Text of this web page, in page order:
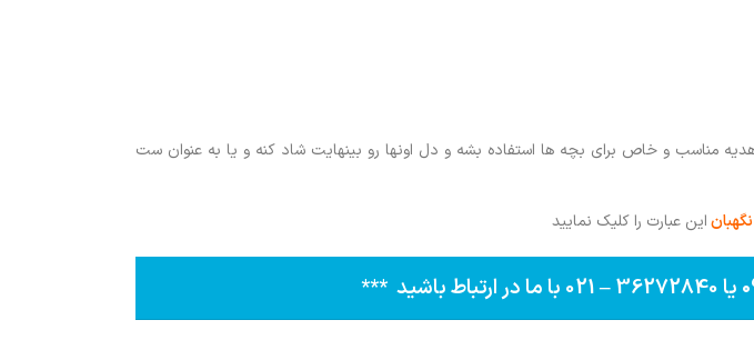
مناسب و خاص برای بچه ها استفاده بشه و دل اونها رو بینهایت شاد کنه و یا به عنوان ست
این عبارت را کلیک نمایید